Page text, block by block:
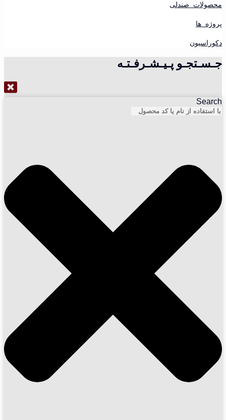
محصولات صندلی
پروژه ها
دکوراسیون
جـسـتجـو پـیـشـرفـتـه
Search